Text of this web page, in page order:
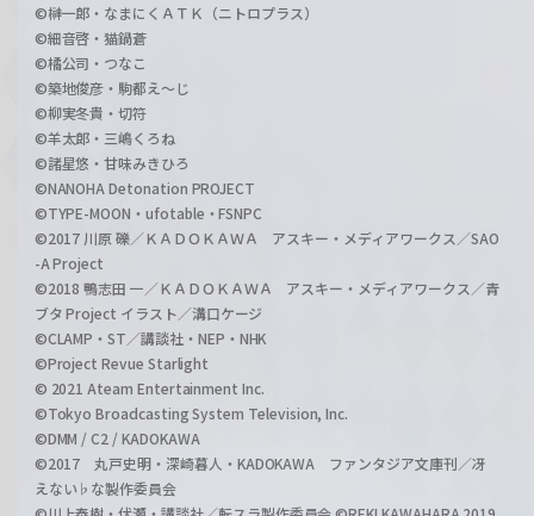
©榊一郎・なまにくＡＴＫ（ニトロプラス）
©細音啓・猫鍋蒼
©橘公司・つなこ
©築地俊彦・駒都え～じ
©柳実冬貴・切符
©羊太郎・三嶋くろね
©諸星悠・甘味みきひろ
©NANOHA Detonation PROJECT
©TYPE-MOON・ufotable・FSNPC
©2017 川原 礫／ＫＡＤＯＫＡＷＡ アスキー・メディアワークス／SAO
-A Project
©2018 鴨志田 一／ＫＡＤＯＫＡＷＡ アスキー・メディアワークス／青
ブタ Project イラスト／溝口ケージ
©CLAMP・ST／講談社・NEP・NHK
©Project Revue Starlight
© 2021 Ateam Entertainment Inc.
©Tokyo Broadcasting System Television, Inc.
©DMM / C2 / KADOKAWA
©2017 丸戸史明・深崎暮人・KADOKAWA ファンタジア文庫刊／冴
えない♭な製作委員会